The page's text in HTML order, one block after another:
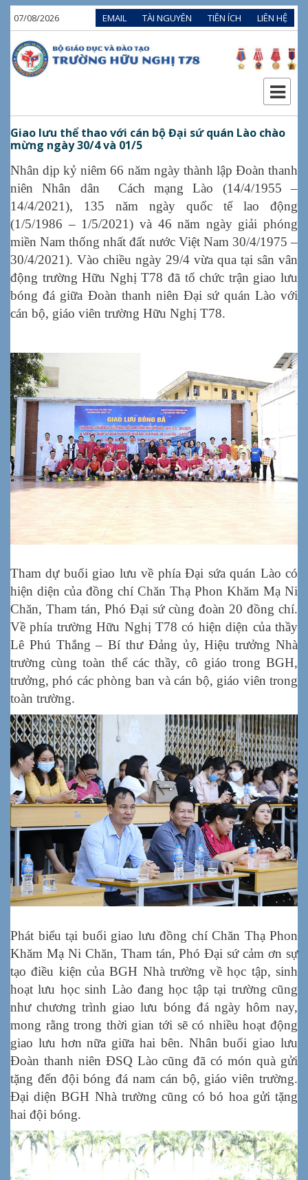
07/08/2026 EMAIL TÀI NGUYÊN TIÊN ÍCH LIÊN HỆ
Giao lưu thể thao với cán bộ Đại sứ quán Lào chào
mừng ngày 30/4 và 01/5
Nhân dịp kỷ niêm 66 năm ngày thành lập Đoàn thanh
niên Nhân dân Cách mạng Lào (14/4/1955 –
14/4/2021), 135 năm ngày quốc tế lao động
(1/5/1986 – 1/5/2021) và 46 năm ngày giải phóng
miền Nam thống nhất đất nước Việt Nam 30/4/1975 –
30/4/2021). Vào chiều ngày 29/4 vừa qua tại sân vân
động trường Hữu Nghị T78 đã tổ chức trận giao lưu
bóng đá giữa Đoàn thanh niên Đại sứ quán Lào với
cán bộ, giáo viên trường Hữu Nghị T78.
Tham dự buổi giao lưu về phía Đại sứa quán Lào có
hiện diện của đồng chí Chăn Thạ Phon Khăm Mạ Ni
Chăn, Tham tán, Phó Đại sứ cùng đoàn 20 đồng chí.
Về phía trường Hữu Nghị T78 có hiện diện của thầy
Lê Phú Thắng – Bí thư Đảng ủy, Hiệu trưởng Nhà
trường cùng toàn thể các thầy, cô giáo trong BGH,
trưởng, phó các phòng ban và cán bộ, giáo viên trong
toàn trường.
Phát biểu tại buổi giao lưu đồng chí Chăn Thạ Phon
Khăm Mạ Ni Chăn, Tham tán, Phó Đại sứ cảm ơn sự
tạo điều kiện của BGH Nhà trường về học tập, sinh
hoạt lưu học sinh Lào đang học tập tại trường cũng
như chương trình giao lưu bóng đá ngày hôm nay,
mong rằng trong thời gian tới sẽ có nhiều hoạt động
giao lưu hơn nữa giữa hai bên. Nhân buổi giao lưu
Đoàn thanh niên ĐSQ Lào cũng đã có món quà gửi
tặng đến đội bóng đá nam cán bộ, giáo viên trường.
Đại diện BGH Nhà trường cũng có bó hoa gửi tặng
hai đội bóng.